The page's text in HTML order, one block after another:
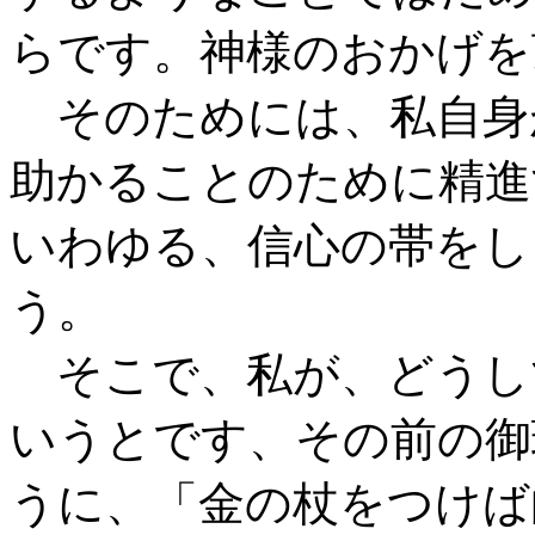
らです。神様のおかげ
そのためには、私自
助かることのために精
いわゆる、信心の帯を
う。
そこで、私が、どう
いうとです、その前の
うに、「金の杖をつけ